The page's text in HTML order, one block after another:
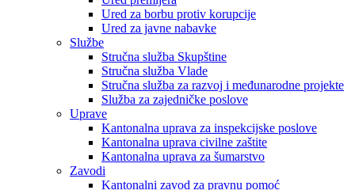
Ured za borbu protiv korupcije
Ured za javne nabavke
Službe
Stručna služba Skupštine
Stručna služba Vlade
Stručna služba za razvoj i međunarodne projekte
Služba za zajedničke poslove
Uprave
Kantonalna uprava za inspekcijske poslove
Kantonalna uprava civilne zaštite
Kantonalna uprava za šumarstvo
Zavodi
Kantonalni zavod za pravnu pomoć